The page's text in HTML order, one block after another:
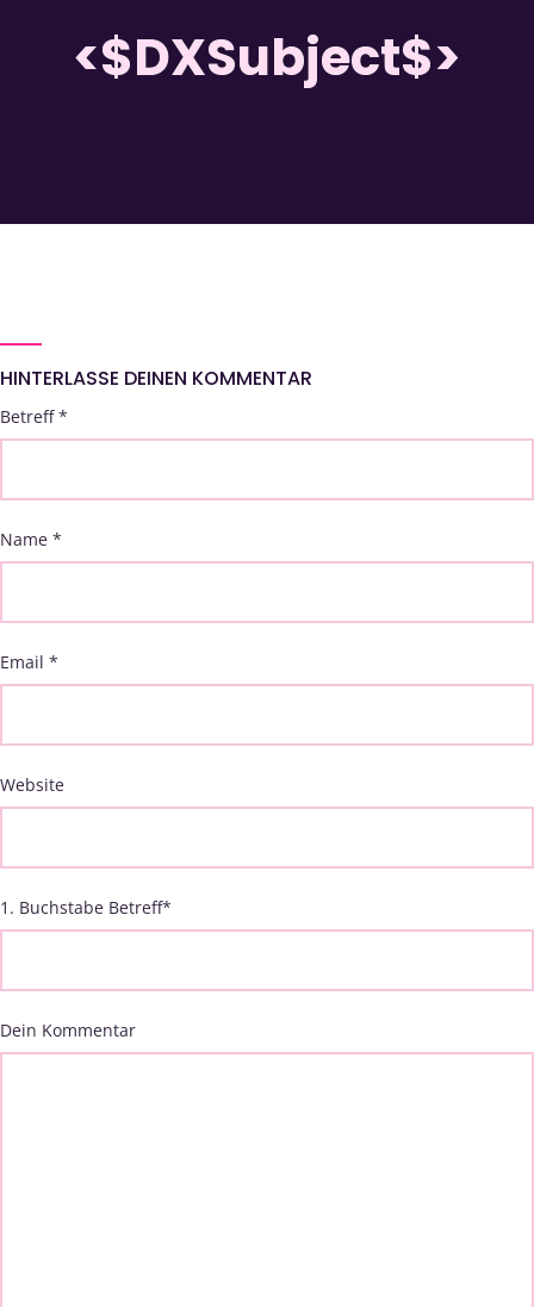
<$DXSubject$>
HINTERLASSE DEINEN KOMMENTAR
Betreff*
Name *
Email *
Website
1. Buchstabe Betreff*
Dein Kommentar